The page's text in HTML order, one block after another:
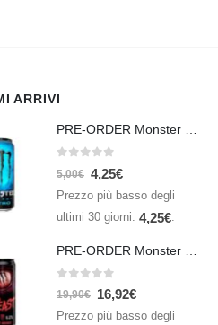
ARRIVI
PRE-ORDER Monster Energy Nitro Blue Flash PL 500 ml IN ARRIVO IL 21 SETTEMBRE
5,00€ 4,25€
Prezzo più basso degli
ultimi 30 giorni: 4,25€
19,90€ 16,92€
Prezzo più basso degli